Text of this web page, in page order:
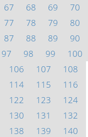
67 68 69
70
77 78 79
80
87 88 89
90
97 98 99
100
106 107
108
114 115
116
122 123
124
130 131
132
138 139
140